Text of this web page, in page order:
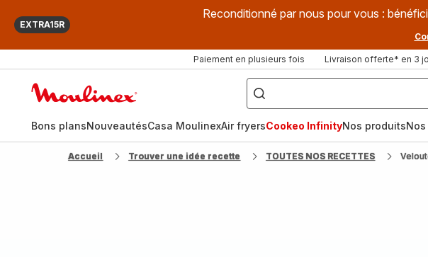
EXTRA15R
Reconditionné par nous pour vous :
Paiement en plusieurs fois Livraison offerte* en 3
["Que
recherchez-
vous
?",
fryer",
"Companion"]
Bons plansNouveautésCasa MoulinexAir fryersCookeo InfinityNos produits
Accueil Trouver une idée recette TOUTES NOS RECETTES